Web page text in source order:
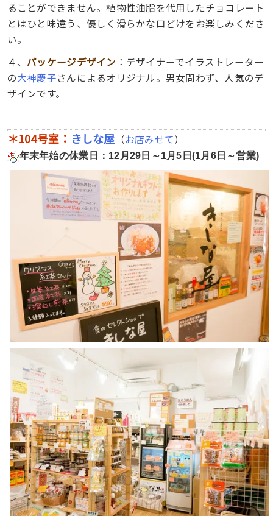
ることができません。植物性油脂を代用したチョコレート
とはひと味違う、優しく滑らかな口どけをお楽しみくださ
い。
４、 パッケージデザイン ：デザイナーでイラストレーター
の大神慶子さんによるオリジナル。男女問わず、人気のデ
ザインです。
＊104号室： きしな屋 （お店みせて）
年末年始の休業日：12月29日～1月5日(1月6日～営業)